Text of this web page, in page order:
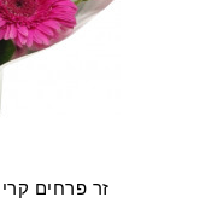
זר פרחים קרינה